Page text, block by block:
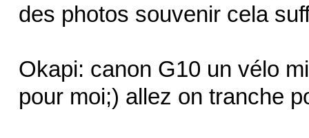
des photos souvenir cela
Okapi: canon G10 un vélo
pour moi;) allez on tranche